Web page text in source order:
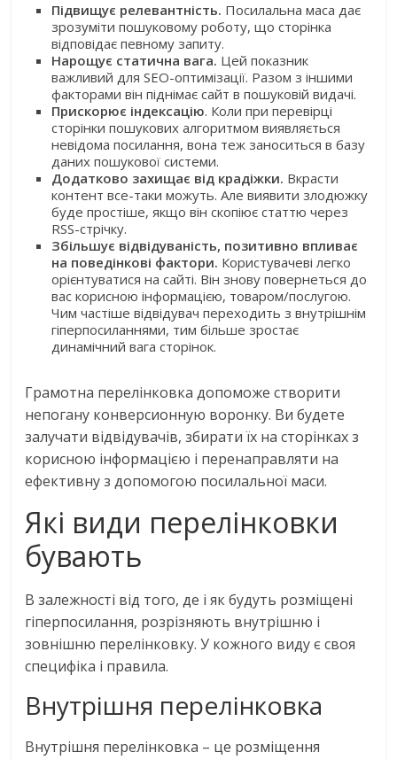
Підвищує релевантність. Посилальна маса дає
зрозуміти пошуковому роботу, що сторінка
відповідає певному запиту.
Нарощує статична вага. Цей показник
важливий для SEO-оптимізації. Разом з іншими
факторами він піднімає сайт в пошуковій видачі.
Прискорює індексацію. Коли при перевірці
сторінки пошукових алгоритмом виявляється
невідома посилання, вона теж заноситься в базу
даних пошукової системи.
Додатково захищає від крадіжки. Вкрасти
контент все-таки можуть. Але виявити злодюжку
буде простіше, якщо він скопіює статтю через
RSS-стрічку.
Збільшує відвідуваність, позитивно впливає
на поведінкові фактори. Користувачеві легко
орієнтуватися на сайті. Він знову повернеться до
вас корисною інформацією, товаром/послугою.
Чим частіше відвідувач переходить з внутрішнім
гіперпосиланнями, тим більше зростає
динамічний вага сторінок.
Грамотна перелінковка допоможе створити
непогану конверсионную воронку. Ви будете
залучати відвідувачів, збирати їх на сторінках з
корисною інформацією і перенаправляти на
ефективну з допомогою посилальної маси.
Які види перелінковки
бувають
В залежності від того, де і як будуть розміщені
гіперпосилання, розрізняють внутрішню і
зовнішню перелінковку. У кожного виду є своя
специфіка і правила.
Внутрішня перелінковка
Внутрішня перелінковка – це розміщення